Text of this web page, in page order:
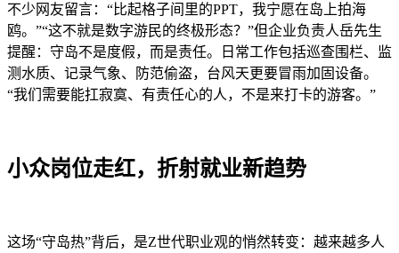
不少网友留言：“比起格子间里的PPT，我宁愿在岛上拍海
鸥。”“这不就是数字游民的终极形态？”但企业负责人岳先生
提醒：守岛不是度假，而是责任。日常工作包括巡查围栏、监
测水质、记录气象、防范偷盗，台风天更要冒雨加固设备。
“我们需要能扛寂寞、有责任心的人，不是来打卡的游客。”
小众岗位走红，折射就业新趋势
这场“守岛热”背后，是Z世代职业观的悄然转变：越来越多人